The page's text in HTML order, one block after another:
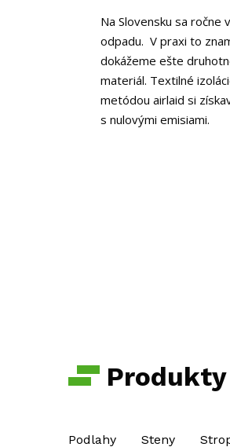
Na Slovensku sa
odpadu. V praxi to
dokážeme ešte
materiál. Textilné
metódou airlaid si
s nulovými emisiami.
Produkty
Podlahy Steny